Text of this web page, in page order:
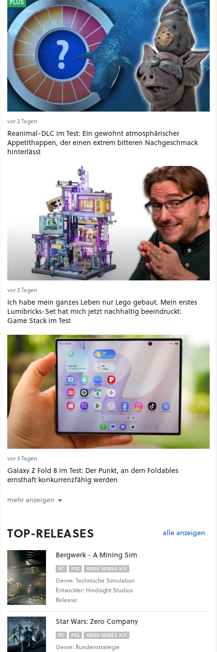
PLUS
vor 2 Tagen
Reanimal-DLC im Test: Ein gewohnt atmosphärischer
Appetithappen, der einen extrem bitteren Nachgeschmack
hinterlässt
vor 2 Tagen
Ich habe mein ganzes Leben nur Lego gebaut. Mein erstes
Lumibricks-Set hat mich jetzt nachhaltig beeindruckt:
Game Stack im Test
vor 3 Tagen
Galaxy Z Fold 8 im Test: Der Punkt, an dem Foldables
ernsthaft konkurrenzfähig werden
mehr anzeigen
TOP-RELEASES alle anzeigen
Bergwerk - A Mining Sim
PC PS5 XBOX SERIES X/S
Genre: Technische Simulation
Entwickler: Hindsight Studios
Release:
Star Wars: Zero Company
PC PS5 XBOX SERIES X/S
Genre: Rundenstrategie